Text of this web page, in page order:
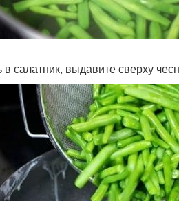
салатник, выдавите сверху